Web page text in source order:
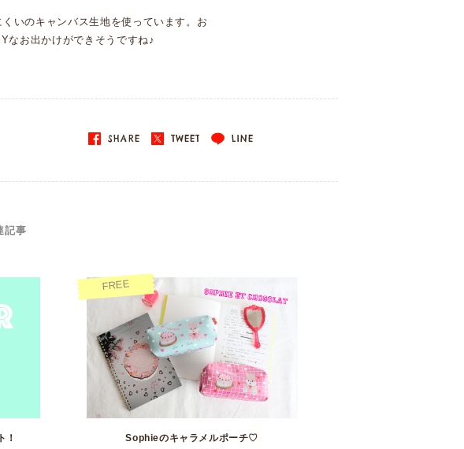
いのキャンバス生地を使っています。お
なお出かけができそうですね♪
SHARE TWEET LINE
記事
！
FREE
Sophieのキャラメルポーチ♡